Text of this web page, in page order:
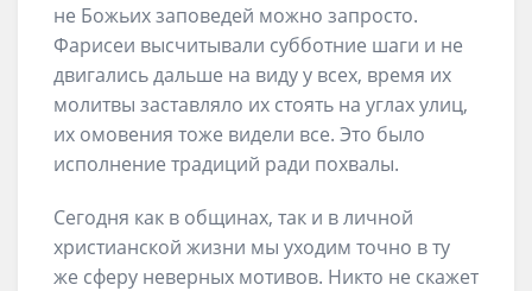
не Божьих заповедей можно запросто.
Фарисеи высчитывали субботние шаги и не
двигались дальше на виду у всех, время их
молитвы заставляло их стоять на углах улиц,
их омовения тоже видели все. Это было
исполнение традиций ради похвалы.
Сегодня как в общинах, так и в личной
христианской жизни мы уходим точно в ту
же сферу неверных мотивов. Никто не скажет